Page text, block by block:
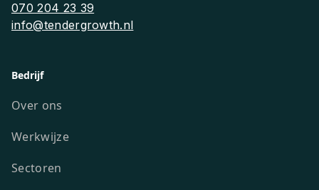
070 204 23 39
info@tendergrowth.nl
Bedrijf
Over ons
Werkwijze
Sectoren